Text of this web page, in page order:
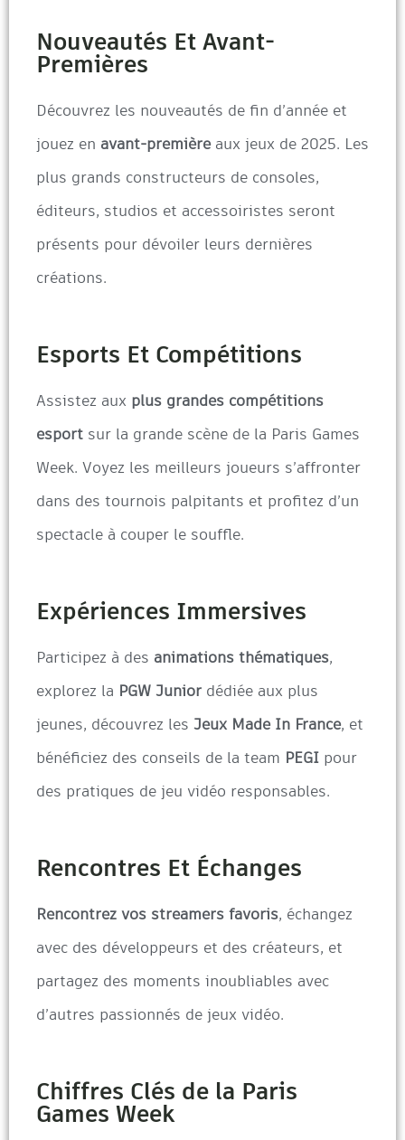
Nouveautés Et Avant-
Premières
Découvrez les nouveautés de fin d’année et
jouez en avant-premièreaux jeux de 2025. Les
plus grands constructeurs de consoles,
éditeurs, studios et accessoiristes seront
présents pour dévoiler leurs dernières
créations.
Esports Et Compétitions
Assistez aux plus grandes compétitions
esport sur la grande scène de la Paris Games
Week. Voyez les meilleurs joueurs s’affronter
dans des tournois palpitants et profitez d’un
spectacle à couper le souffle.
Expériences Immersives
Participez à des animations thématiques,
explorez la PGW Junior dédiée aux plus
jeunes, découvrez les Jeux Made In France, et
bénéficiez des conseils de la team PEGI pour
des pratiques de jeu vidéo responsables.
Rencontres Et Échanges
Rencontrez vos streamers favoris, échangez
avec des développeurs et des créateurs, et
partagez des moments inoubliables avec
d’autres passionnés de jeux vidéo.
Chiffres Clés de la Paris
Games Week